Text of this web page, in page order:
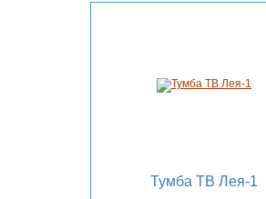
Тумба ТВ Лея-1